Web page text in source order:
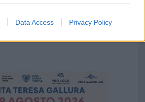
Data Access Privacy Policy